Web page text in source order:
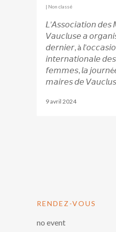
| Non classé
𝘓’𝘈𝘴𝘴𝘰𝘤𝘪𝘢𝘵𝘪𝘰𝘯 𝘥𝘦𝘴
𝘝𝘢𝘶𝘤𝘭𝘶𝘴𝘦 𝘢
𝘥𝘦𝘳𝘯𝘪𝘦𝘳, à
𝘪𝘯𝘵𝘦𝘳𝘯𝘢𝘵𝘪𝘰𝘯𝘢𝘭𝘦
𝘧𝘦𝘮𝘮𝘦𝘴, 𝘭𝘢
𝘮𝘢𝘪𝘳𝘦𝘴 𝘥𝘦
9 avril 2024
RENDEZ-VOUS
no event